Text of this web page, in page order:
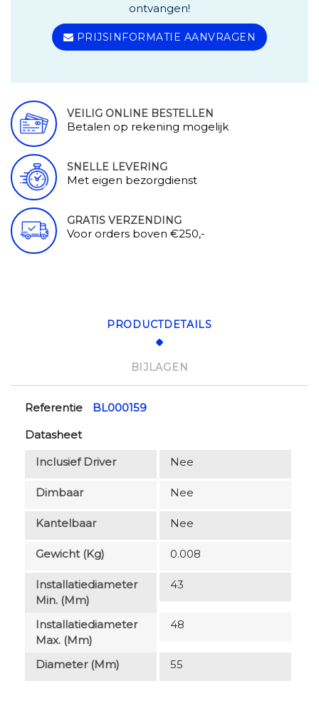
ontvangen!
PRIJSINFORMATIE AANVRAGEN
VEILIG ONLINE BESTELLEN
Betalen op rekening mogelijk
SNELLE LEVERING
Met eigen bezorgdienst
GRATIS VERZENDING
Voor orders boven €250,-
PRODUCTDETAILS
BIJLAGEN
Referentie
BL000159
Datasheet
Inclusief Driver
Nee
Dimbaar Nee
Kantelbaar Nee
Gewicht (kg) 0.008
Installatiediameter
Min. (mm)
43
Installatiediameter
Max. (mm)
48
Diameter (mm) 55